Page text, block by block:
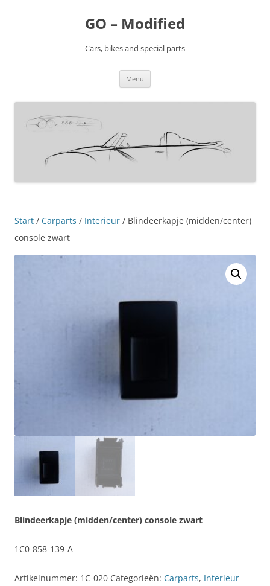
GO – Modified
Cars, bikes and special parts
Menu
Start / Carparts / Interieur / Blindeerkapje (midden/center)
console zwart
Blindeerkapje (midden/center) console zwart
1C0-858-139-A
Artikelnummer: 1C-020 Categorieën: Carparts, Interieur